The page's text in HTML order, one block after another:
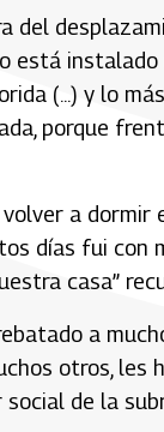
del
está
(...) y lo
porque
a
días fui con
casa”
a
otros,
de la